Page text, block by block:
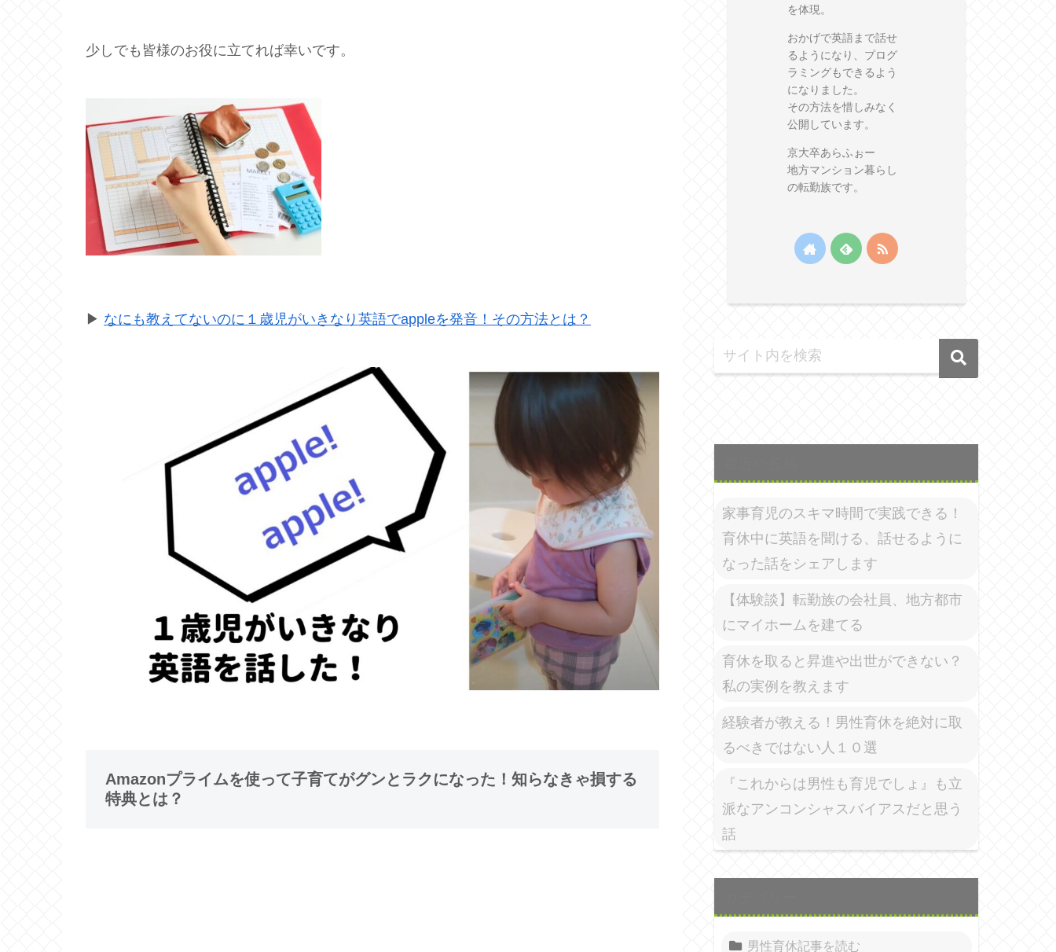
少しでも皆様のお役に立てれば幸いです。
▶ なにも教えてないのに１歳児がいきなり英語でappleを発音！その方法とは？
Amazonプライムを使って子育てがグンとラクになった！知らなきゃ損する
特典とは？
を体現。
おかげで英語まで話せ
るようになり、プログ
ラミングもできるよう
になりました。
その方法を惜しみなく
公開しています。
京大卒あらふぉー
地方マンション暮らし
の転勤族です。
家事育児のスキマ時間で実践できる！
育休中に英語を聞ける、話せるように
なった話をシェアします
【体験談】転勤族の会社員、地方都市
にマイホームを建てる
育休を取ると昇進や出世ができない？
私の実例を教えます
経験者が教える！男性育休を絶対に取
るべきではない人１０選
『これからは男性も育児でしょ』も立
派なアンコンシャスバイアスだと思う
話
男性育休記事を読む